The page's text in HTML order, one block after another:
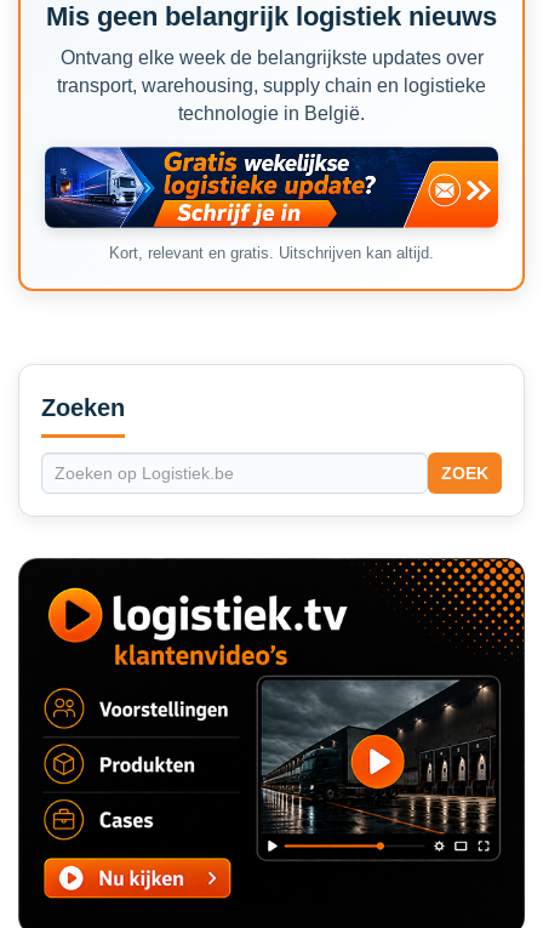
Mis geen belangrijk logistiek nieuws
Ontvang elke week de belangrijkste updates over
transport, warehousing, supply chain en logistieke
technologie in België.
Kort, relevant en gratis. Uitschrijven kan altijd.
Secondary
Sidebar
Zoeken
ZOEK